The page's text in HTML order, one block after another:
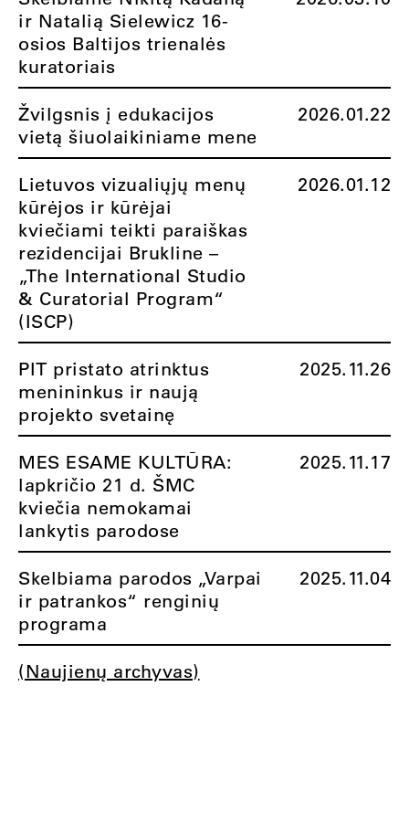
ir Natalią Sielewicz 16-
osios Baltijos trienalės
kuratoriais
Žvilgsnis į edukacijos
vietą šiuolaikiniame mene
2026.01.22
Lietuvos vizualiųjų menų
kūrėjos ir kūrėjai
kviečiami teikti paraiškas
rezidencijai Brukline –
„The International Studio
& Curatorial Program“
(ISCP)
2026.01.12
PIT pristato atrinktus
menininkus ir naują
projekto svetainę
2025.11.26
MES ESAME KULTŪRA:
lapkričio 21 d. ŠMC
kviečia nemokamai
lankytis parodose
2025.11.17
Skelbiama parodos „Varpai
ir patrankos“ renginių
programa
2025.11.04
(Naujienų archyvas)